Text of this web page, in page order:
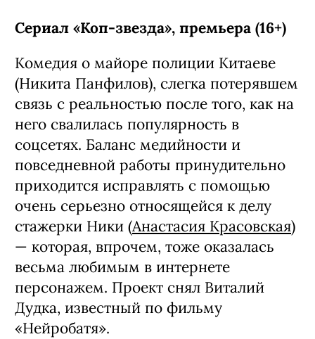
Сериал «Коп-звезда», премьера (16+)
Комедия о майоре полиции Китаеве
(Никита Панфилов), слегка потерявшем
связь с реальностью после того, как на
него свалилась популярность в
соцсетях. Баланс медийности и
повседневной работы принудительно
приходится исправлять с помощью
очень серьезно относящейся к делу
стажерки Ники (Анастасия Красовская)
— которая, впрочем, тоже оказалась
весьма любимым в интернете
персонажем. Проект снял Виталий
Дудка, известный по фильму
«Нейробатя».